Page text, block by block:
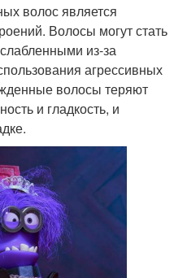
волос является
Волосы могут стать
из-за
агрессивных
волосы теряют
и гладкость, и